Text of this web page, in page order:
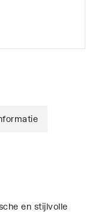
en stijlvolle